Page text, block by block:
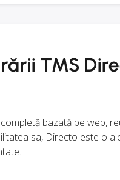
TMS
bazată pe web,
sa, Directo este o